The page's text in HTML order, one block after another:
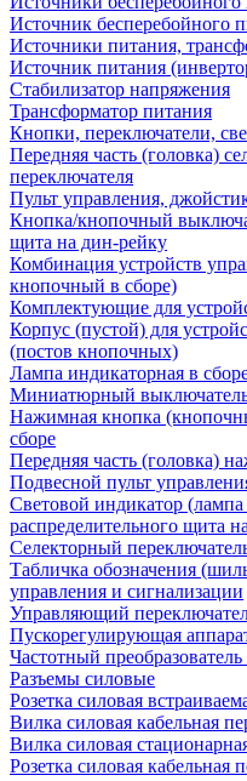
Источник бесперебойного
Источники питания,
Источник питания
Стабилизатор напряжения
Трансформатор питания
Кнопки, переключатели,
Передняя часть (головка)
переключателя
Пульт управления,
Кнопка/кнопочный
щита на дин-рейку
Комбинация устройств
кнопочный в сборе)
Комплектующие для
Корпус (пустой) для
(постов кнопочных)
Лампа индикаторная в
Миниатюрный
Нажимная кнопка
сборе
Передняя часть (головка)
Подвесной пульт
Световой индикатор (лампа
распределительного щита
Селекторный
Табличка обозначения
управления и сигнализации
Управляющий
Пускорегулирующая
Частотный
Разъемы силовые
Розетка силовая
Вилка силовая кабельная
Вилка силовая
Розетка силовая кабельная